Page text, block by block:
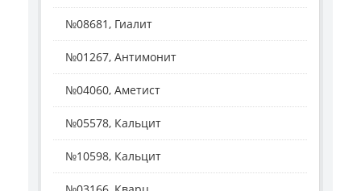
№08681, Гиалит
№01267, Антимонит
№04060, Аметист
№05578, Кальцит
№10598, Кальцит